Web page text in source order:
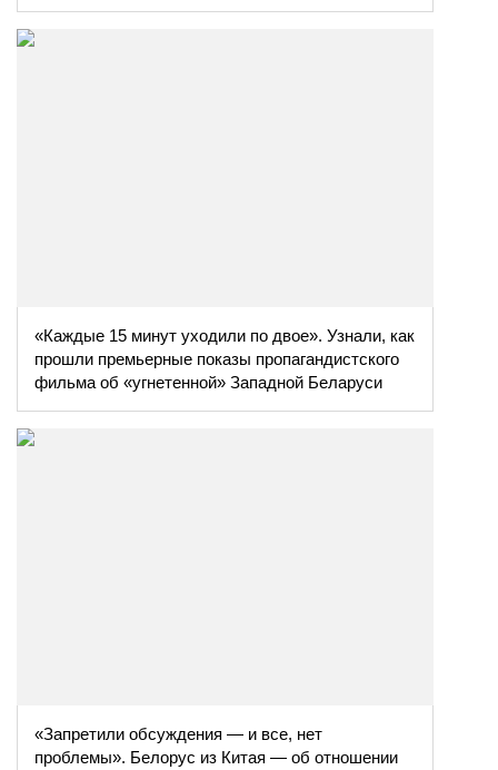
«Каждые 15 минут уходили по двое». Узнали, как
прошли премьерные показы пропагандистского
фильма об «угнетенной» Западной Беларуси
«Запретили обсуждения — и все, нет
проблемы». Белорус из Китая — об отношении